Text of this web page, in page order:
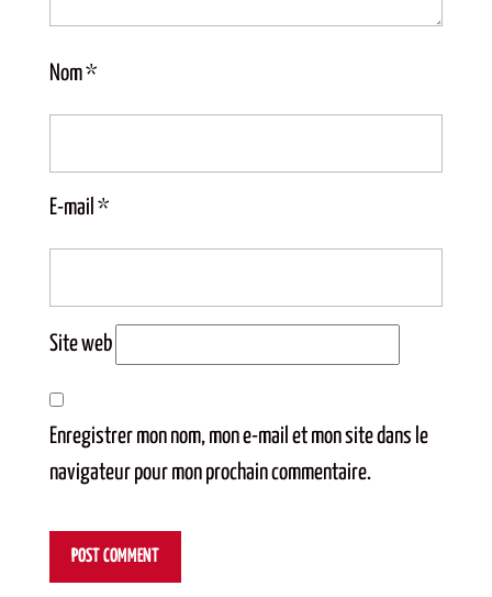
Nom*
E-mail *
Site web
Enregistrer mon nom, mon e-mail et mon site dans le
navigateur pour mon prochain commentaire.